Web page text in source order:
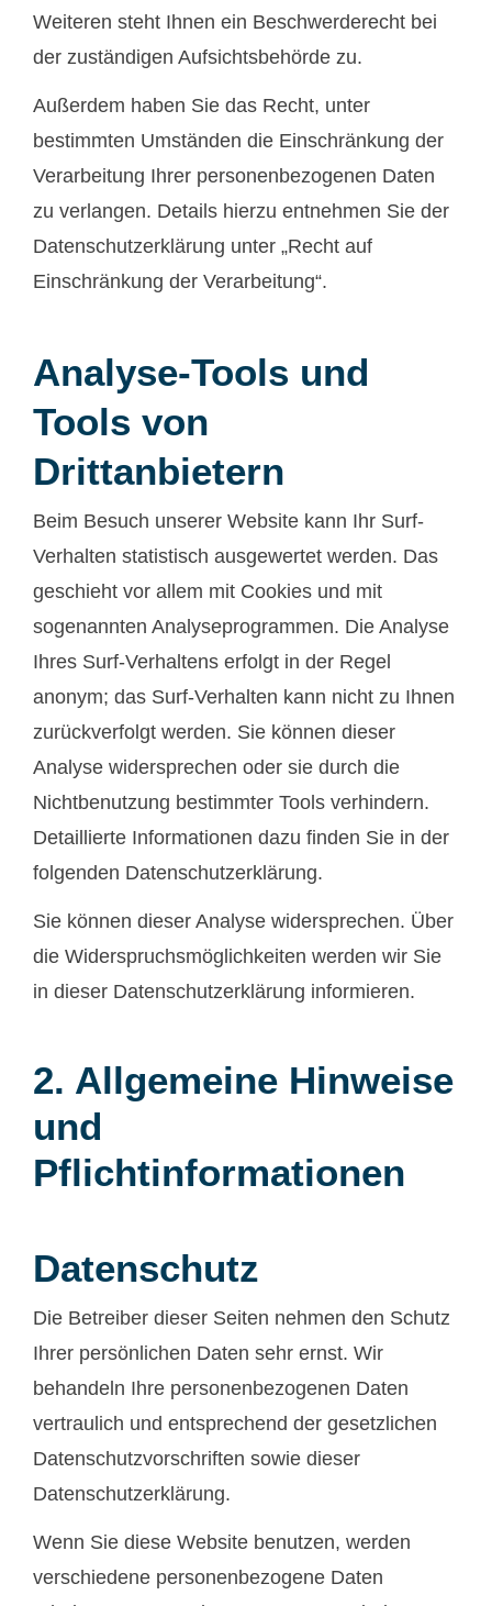
Weiteren steht Ihnen ein Beschwerderecht bei
der zuständigen Aufsichtsbehörde zu.
Außerdem haben Sie das Recht, unter
bestimmten Umständen die Einschränkung der
Verarbeitung Ihrer personenbezogenen Daten
zu verlangen. Details hierzu entnehmen Sie der
Datenschutzerklärung unter „Recht auf
Einschränkung der Verarbeitung“.
Analyse-Tools und
Tools von
Drittanbietern
Beim Besuch unserer Website kann Ihr Surf-
Verhalten statistisch ausgewertet werden. Das
geschieht vor allem mit Cookies und mit
sogenannten Analyseprogrammen. Die Analyse
Ihres Surf-Verhaltens erfolgt in der Regel
anonym; das Surf-Verhalten kann nicht zu Ihnen
zurückverfolgt werden. Sie können dieser
Analyse widersprechen oder sie durch die
Nichtbenutzung bestimmter Tools verhindern.
Detaillierte Informationen dazu finden Sie in der
folgenden Datenschutzerklärung.
Sie können dieser Analyse widersprechen. Über
die Widerspruchsmöglichkeiten werden wir Sie
in dieser Datenschutzerklärung informieren.
2. Allgemeine Hinweise
und
Pflichtinformationen
Datenschutz
Die Betreiber dieser Seiten nehmen den Schutz
Ihrer persönlichen Daten sehr ernst. Wir
behandeln Ihre personenbezogenen Daten
vertraulich und entsprechend der gesetzlichen
Datenschutzvorschriften sowie dieser
Datenschutzerklärung.
Wenn Sie diese Website benutzen, werden
verschiedene personenbezogene Daten